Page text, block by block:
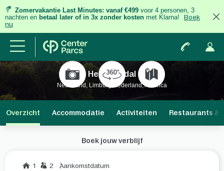
Zomervakantie Last Minutes: vanaf €499 voor 4 personen, 3
nachten en betaal later of in 3x zonder kosten met Klarna!
Boek
nu
Het Meerdal
Nederland, Limburg Nederland, America
Overzicht Accommodatie Activiteiten Restaurants &
Boek jouw verblijf
1 2 Aankomstdatum